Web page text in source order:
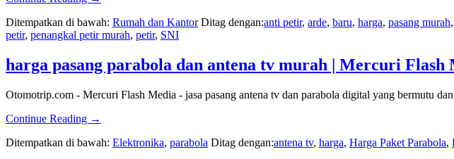
baru
penangkal
murah
berkualitas
|
Utama
Eleksindo
Ditempatkan di bawah: Rumah dan Kantor Ditag dengan:anti petir, arde, baru, harga, pasang murah,
petir, penangkal petir murah, petir, SNI
harga pasang parabola dan antena tv murah | Mercuri Flash
Otomotrip.com - Mercuri Flash Media - jasa pasang antena tv dan parabola digital yang bermutu
Continue Reading about
pasang
→
Ditempatkan di bawah: Elektronika, parabola Ditag dengan:antena tv, harga, Harga Paket Parabola,